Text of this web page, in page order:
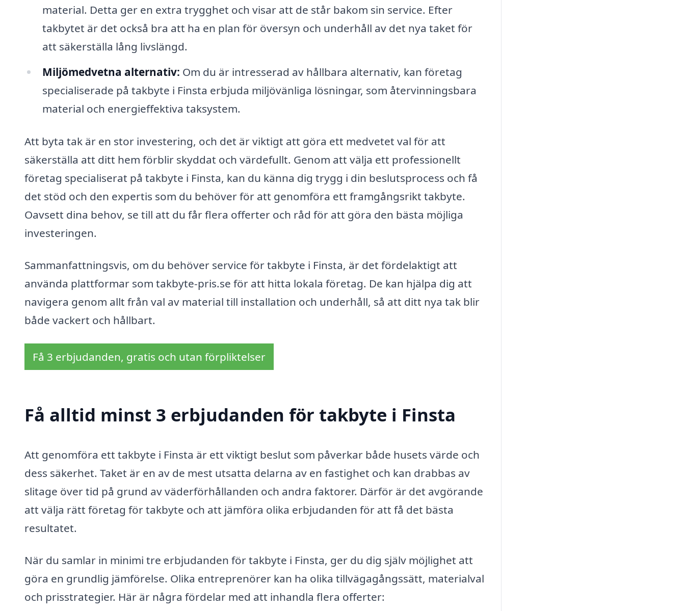
material. Detta ger en extra trygghet och visar att de står bakom sin service. Efter
takbytet är det också bra att ha en plan för översyn och underhåll av det nya taket för
att säkerställa lång livslängd.
Miljömedvetna alternativ: Om du är intresserad av hållbara alternativ, kan företag
specialiserade på takbyte i Finsta erbjuda miljövänliga lösningar, som återvinningsbara
material och energieffektiva taksystem.
Att byta tak är en stor investering, och det är viktigt att göra ett medvetet val för att
säkerställa att ditt hem förblir skyddat och värdefullt. Genom att välja ett professionellt
företag specialiserat på takbyte i Finsta, kan du känna dig trygg i din beslutsprocess och få
det stöd och den expertis som du behöver för att genomföra ett framgångsrikt takbyte.
Oavsett dina behov, se till att du får flera offerter och råd för att göra den bästa möjliga
investeringen.
Sammanfattningsvis, om du behöver service för takbyte i Finsta, är det fördelaktigt att
använda plattformar som takbyte-pris.se för att hitta lokala företag. De kan hjälpa dig att
navigera genom allt från val av material till installation och underhåll, så att ditt nya tak blir
både vackert och hållbart.
Få 3 erbjudanden, gratis och utan förpliktelser
Få alltid minst 3 erbjudanden för takbyte i Finsta
Att genomföra ett takbyte i Finsta är ett viktigt beslut som påverkar både husets värde och
dess säkerhet. Taket är en av de mest utsatta delarna av en fastighet och kan drabbas av
slitage över tid på grund av väderförhållanden och andra faktorer. Därför är det avgörande
att välja rätt företag för takbyte och att jämföra olika erbjudanden för att få det bästa
resultatet.
När du samlar in minimi tre erbjudanden för takbyte i Finsta, ger du dig själv möjlighet att
göra en grundlig jämförelse. Olika entreprenörer kan ha olika tillvägagångssätt, materialval
och prisstrategier. Här är några fördelar med att inhandla flera offerter: